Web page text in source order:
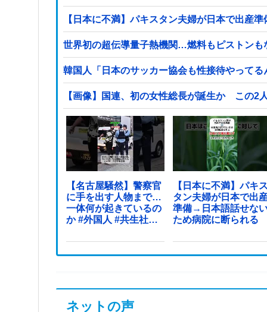
【日本に不満】パキスタン夫婦が日本で出産
世界初の超伝導量子熱機関…燃料もピストンも
韓国人「日本のサッカー協会も性接待やって
【画像】国連、初の女性総長が誕生か この2
【名古屋騒然】警察官
に手を出す人物まで…
一体何が起きているの
か #外国人 #共生社会
【日本に不満】パキ
タン夫婦が日本で出
準備→日本語話せな
ため病院に断られる
ネットの声